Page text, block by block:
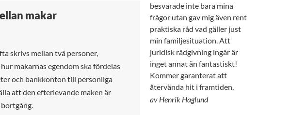
makar
skrivs mellan två personer,
makarnas egendom ska fördelas
och bankkonton till personliga
att den efterlevande maken är
besvarade inte bara mina
frågor utan gav mig även rent
praktiska råd vad gäller just
min familjesituation. Att
juridisk rådgivning ingår är
inget annat än fantastiskt!
Kommer garanterat att
återvända hit i framtiden.
av Henrik Haglund